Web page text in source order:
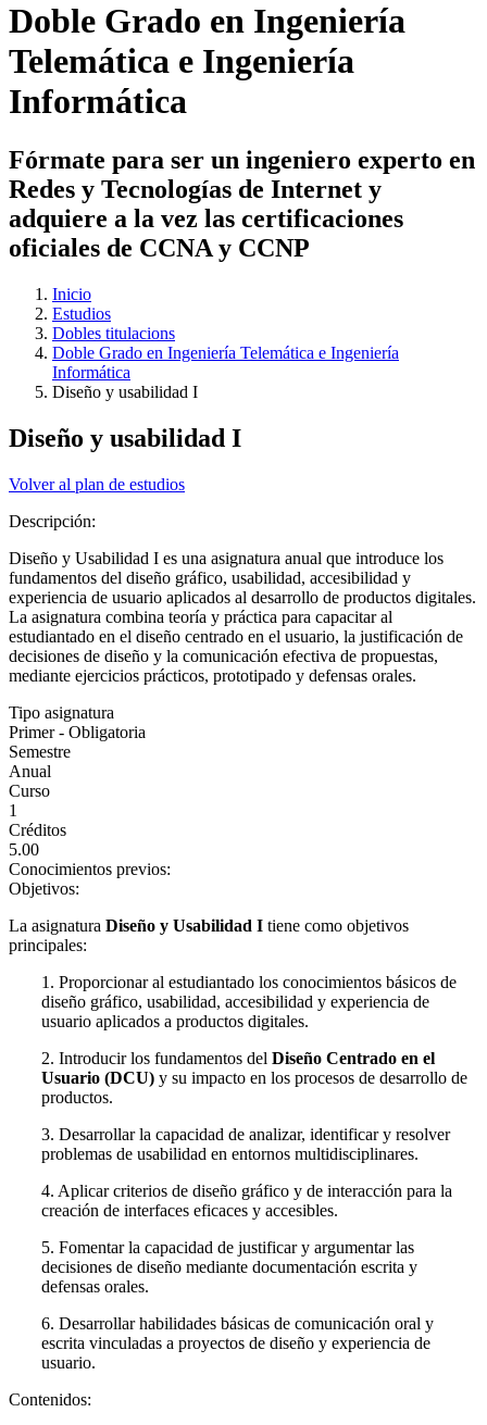
Doble Grado en Ingeniería
Telemática e Ingeniería
Informática
Fórmate para ser un ingeniero experto en
Redes y Tecnologías de Internet y
adquiere a la vez las certificaciones
oficiales de CCNA y CCNP
Inicio
Estudios
Dobles titulacions
Doble Grado en Ingeniería Telemática e Ingeniería
Informática
Diseño y usabilidad I
Diseño y usabilidad I
Volver al plan de estudios
Descripción:
Diseño y Usabilidad I es una asignatura anual que introduce los
fundamentos del diseño gráfico, usabilidad, accesibilidad y
experiencia de usuario aplicados al desarrollo de productos digitales.
La asignatura combina teoría y práctica para capacitar al
estudiantado en el diseño centrado en el usuario, la justificación de
decisiones de diseño y la comunicación efectiva de propuestas,
mediante ejercicios prácticos, prototipado y defensas orales.
Tipo asignatura
Primer - Obligatoria
Semestre
Anual
Curso
1
Créditos
5.00
Conocimientos previos:
Objetivos:
La asignatura Diseño y Usabilidad I tiene como objetivos
principales:
1. Proporcionar al estudiantado los conocimientos básicos de
diseño gráfico, usabilidad, accesibilidad y experiencia de
usuario aplicados a productos digitales.
2. Introducir los fundamentos del Diseño Centrado en el
Usuario (DCU) y su impacto en los procesos de desarrollo de
productos.
3. Desarrollar la capacidad de analizar, identificar y resolver
problemas de usabilidad en entornos multidisciplinares.
4. Aplicar criterios de diseño gráfico y de interacción para la
creación de interfaces eficaces y accesibles.
5. Fomentar la capacidad de justificar y argumentar las
decisiones de diseño mediante documentación escrita y
defensas orales.
6. Desarrollar habilidades básicas de comunicación oral y
escrita vinculadas a proyectos de diseño y experiencia de
usuario.
Contenidos: